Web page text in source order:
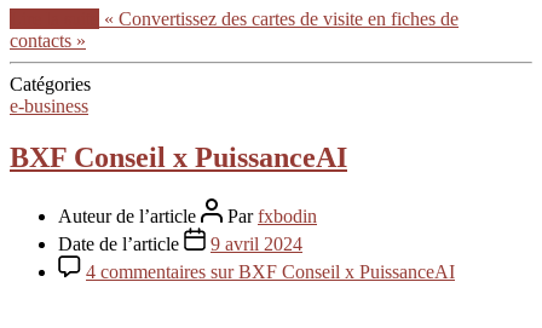
« Convertissez des cartes de visite en fiches de
contacts »
Catégories
e-business
BXF Conseil x PuissanceAI
Auteur de l’article Parfxbodin
Date de l’article
9 avril 2024
4 commentaires sur BXF Conseil x PuissanceAI